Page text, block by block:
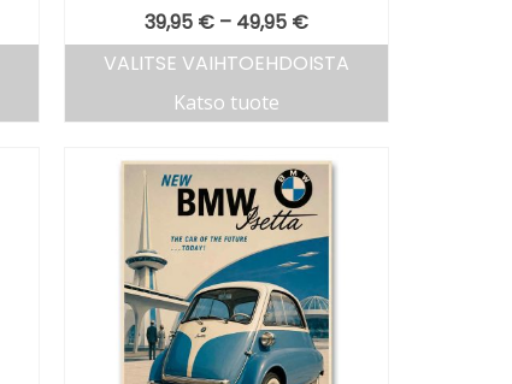
39,95 € – 49,95 €
VALITSE VAIHTOEHDOISTA
Katso tuote